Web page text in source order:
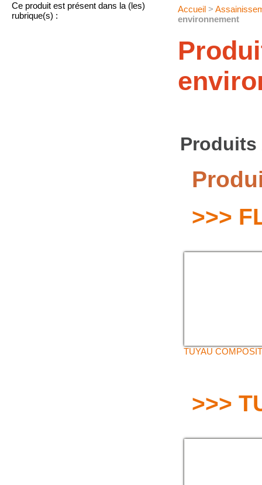
Ce produit est présent dans la (les)
rubrique(s) :
Accueil >
environnement
Produits
>>>
TUYAU
>>>